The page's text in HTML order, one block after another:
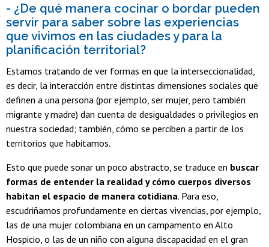
- ¿De qué manera cocinar o bordar pueden
servir para saber sobre las experiencias
que vivimos en las ciudades y para la
planificación territorial?
Estamos tratando de ver formas en que la interseccionalidad,
es decir, la interacción entre distintas dimensiones sociales que
definen a una persona (por ejemplo, ser mujer, pero también
migrante y madre) dan cuenta de desigualdades o privilegios en
nuestra sociedad; también, cómo se perciben a partir de los
territorios que habitamos.
Esto que puede sonar un poco abstracto, se traduce en buscar
formas de entender la realidad y cómo cuerpos diversos
habitan el espacio de manera cotidiana. Para eso,
escudriñamos profundamente en ciertas vivencias, por ejemplo,
las de una mujer colombiana en un campamento en Alto
Hospicio, o las de un niño con alguna discapacidad en el gran